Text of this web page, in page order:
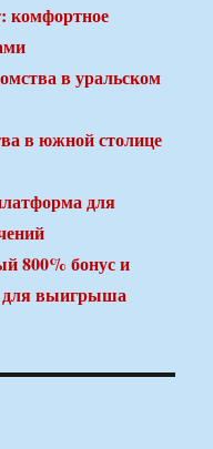
комфортное
в уральском
в южной столице
для
800% бонус и
для выигрыша